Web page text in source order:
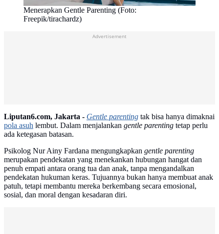
Menerapkan Gentle Parenting (Foto:
Freepik/tirachardz)
Advertisement
Liputan6.com, Jakarta - Gentle parenting tak bisa hanya dimaknai
pola asuh lembut. Dalam menjalankan gentle parenting tetap perlu
ada ketegasan batasan.
Psikolog Nur Ainy Fardana mengungkapkan gentle parenting
merupakan pendekatan yang menekankan hubungan hangat dan
penuh empati antara orang tua dan anak, tanpa mengandalkan
pendekatan hukuman keras. Tujuannya bukan hanya membuat anak
patuh, tetapi membantu mereka berkembang secara emosional,
sosial, dan moral dengan kesadaran diri.